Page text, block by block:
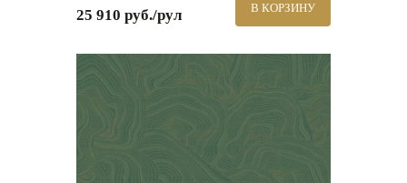
25 910 руб./рул В КОРЗИНУ